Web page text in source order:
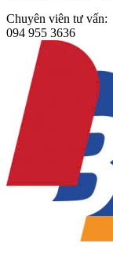
Chuyên viên tư vấn:
094 955 3636